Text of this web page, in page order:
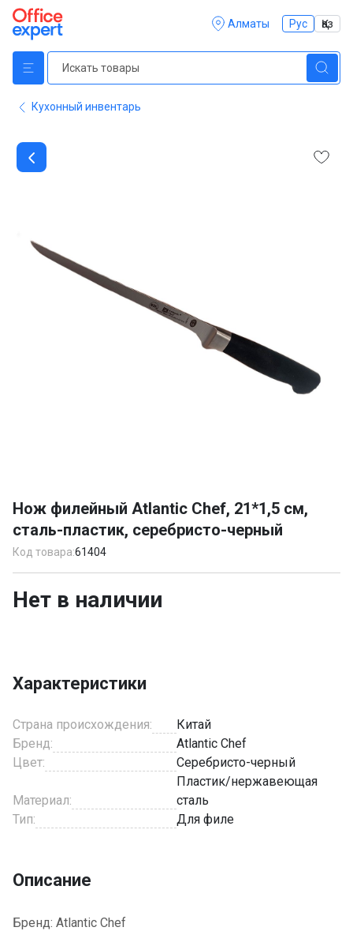
Алматы Рус Қаз
Кухонный инвентарь
of
1
Нож филейный Atlantic Chef, 21*1,5 см,
сталь-пластик, серебристо-черный
Код товара:61404
Нет в наличии
Характеристики
Страна происхождения:
Китай
Бренд:
Atlantic Chef
Цвет:
Серебристо-черный
Материал:
Пластик/нержавеющая
сталь
Тип:
Для филе
Описание
Бренд: Atlantic Chef